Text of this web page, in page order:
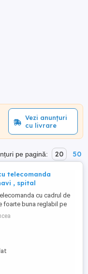
Vezi anunțuri
cu livrare
pe pagină: 20 50
telecomanda
, spital
cu cadrul de
foarte buna reglabil pe
partea de la spate
la piceoare cu
obtiune de
laterale reglabile pe
saltea